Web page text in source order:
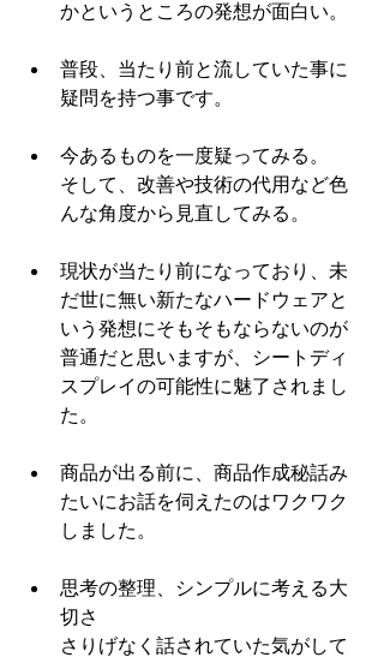
かというところの発想が面白い。
普段、当たり前と流していた事に
疑問を持つ事です。
今あるものを一度疑ってみる。
そして、改善や技術の代用など色
んな角度から見直してみる。
現状が当たり前になっており、未
だ世に無い新たなハードウェアと
いう発想にそもそもならないのが
普通だと思いますが、シートディ
スプレイの可能性に魅了されまし
た。
商品が出る前に、商品作成秘話み
たいにお話を伺えたのはワクワク
しました。
思考の整理、シンプルに考える大
切さ
さりげなく話されていた気がして